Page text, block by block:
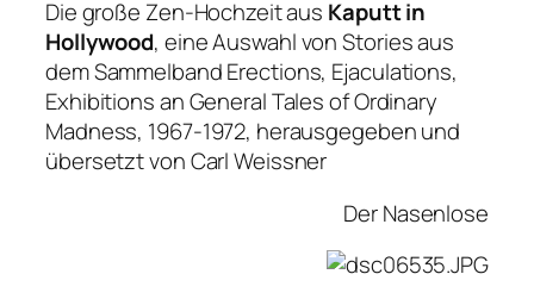
Die große Zen-Hochzeit aus Kaputt in
Hollywood, eine Auswahl von Stories aus
dem Sammelband Erections, Ejaculations,
Exhibitions an General Tales of Ordinary
Madness, 1967-1972, herausgegeben und
übersetzt von Carl Weissner
Der Nasenlose